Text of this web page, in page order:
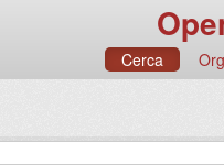
Cerca